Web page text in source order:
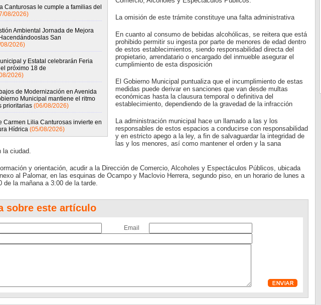
Canturosas le cumple a familias del
08/2026)
Ambiental Jornada de Mejora
San
2026)
y Estatal celebrarán Feria
próximo 18 de
2026)
de Modernización en Avenida
Municipal mantiene el ritmo
prioritarias (06/08/2026)
Carmen Lilia Canturosas invierte en
Hídrica (05/08/2026)
La omisión de este trámite constituye una falta administrativa
En cuanto al consumo de bebidas alcohólicas, se reitera que está
prohibido permitir su ingesta por parte de menores de edad dentro
de estos establecimientos, siendo responsabilidad directa del
propietario, arrendatario o encargado del inmueble asegurar el
cumplimiento de esta disposición
El Gobierno Municipal puntualiza que el incumplimiento de estas
medidas puede derivar en sanciones que van desde multas
económicas hasta la clausura temporal o definitiva del
establecimiento, dependiendo de la gravedad de la infracción
La administración municipal hace un llamado a las y los
responsables de estos espacios a conducirse con responsabilidad
y en estricto apego a la ley, a fin de salvaguardar la integridad de
las y los menores, así como mantener el orden y la sana
la ciudad.
y orientación, acudir a la Dirección de Comercio, Alcoholes y Espectáculos Públicos, ubicada
al Palomar, en las esquinas de Ocampo y Maclovio Herrera, segundo piso, en un horario de lunes a
de la mañana a 3:00 de la tarde.
sobre este artículo
Email